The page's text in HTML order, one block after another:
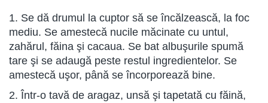
1. Se dă drumul la cuptor să se încălzească, la foc
mediu. Se amestecă nucile măcinate cu untul,
zahărul, făina şi cacaua. Se bat albuşurile spumă
tare şi se adaugă peste restul ingredientelor. Se
amestecă uşor, până se încorporează bine.
2. Într-o tavă de aragaz, unsă şi tapetată cu făină,